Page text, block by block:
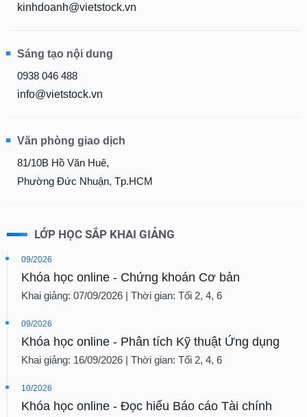
kinhdoanh@vietstock.vn
Sáng tạo nội dung
0938 046 488
info@vietstock.vn
Văn phòng giao dịch
81/10B Hồ Văn Huê,
Phường Đức Nhuận, Tp.HCM
LỚP HỌC SẮP KHAI GIẢNG
09/2026
Khóa học online - Chứng khoán Cơ bản
Khai giảng: 07/09/2026 | Thời gian: Tối 2, 4, 6
09/2026
Khóa học online - Phân tích Kỹ thuật Ứng dụng
Khai giảng: 16/09/2026 | Thời gian: Tối 2, 4, 6
10/2026
Khóa học online - Đọc hiểu Báo cáo Tài chính